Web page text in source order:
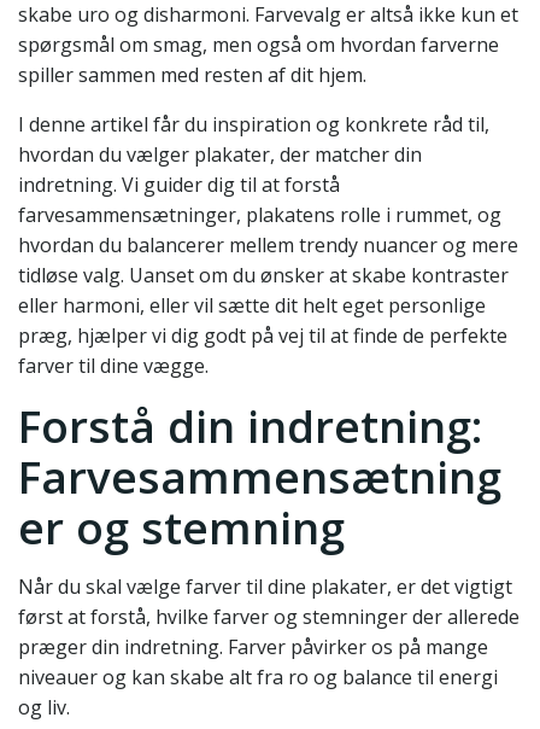
skabe uro og disharmoni. Farvevalg er altså ikke kun et
spørgsmål om smag, men også om hvordan farverne
spiller sammen med resten af dit hjem.
I denne artikel får du inspiration og konkrete råd til,
hvordan du vælger plakater, der matcher din
indretning. Vi guider dig til at forstå
farvesammensætninger, plakatens rolle i rummet, og
hvordan du balancerer mellem trendy nuancer og mere
tidløse valg. Uanset om du ønsker at skabe kontraster
eller harmoni, eller vil sætte dit helt eget personlige
præg, hjælper vi dig godt på vej til at finde de perfekte
farver til dine vægge.
Forstå din indretning:
Farvesammensætning
er og stemning
Når du skal vælge farver til dine plakater, er det vigtigt
først at forstå, hvilke farver og stemninger der allerede
præger din indretning. Farver påvirker os på mange
niveauer og kan skabe alt fra ro og balance til energi
og liv.